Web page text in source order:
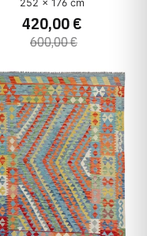
252 x 176 cm
420,00 €
600,00 €